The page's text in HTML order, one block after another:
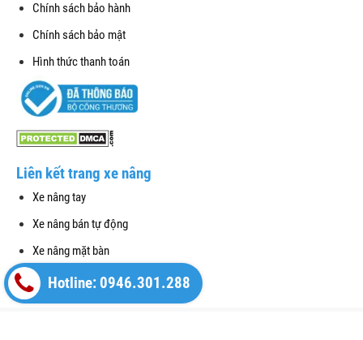
Chính sách bảo hành
Chính sách bảo mật
Hình thức thanh toán
Liên kết trang xe nâng
Xe nâng tay
Xe nâng bán tự động
Xe nâng mặt bàn
Sửa xe nâng tay tận nơi
Hotline: 0946.301.288